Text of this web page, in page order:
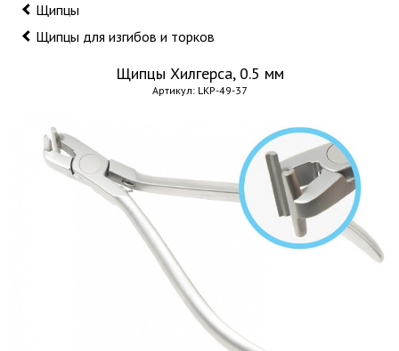
Щипцы
Щипцы для изгибов и торков
Щипцы Хилгерса, 0.5 мм
Артикул: LKP-49-37